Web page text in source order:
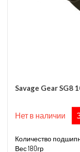
Savage Gear SG8
Нет в наличии
Количество
Вес 180гр